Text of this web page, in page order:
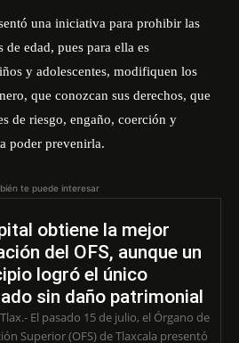
una iniciativa para prohibir las
edad, pues para ella es
y adolescentes, modifiquen los
que conozcan sus derechos, que
de riesgo, engaño, coerción y
poder prevenirla.
te puede interesar
obtiene la mejor
del OFS, aunque un
logró el único
sin daño patrimonial
El pasado 15 de julio, el Órgano de
Superior (OFS) de Tlaxcala presentó